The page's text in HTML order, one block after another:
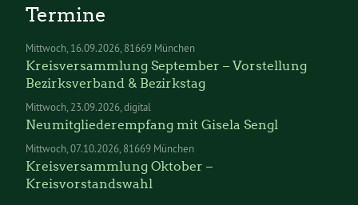
Termine
Mittwoch 16.09.2026 81669 München
Kreisversammlung September – Vorstellung
Bezirksverband & Bezirkstag
Mittwoch 23.09.2026 digital
Neumitgliederempfang mit Gisela Sengl
Mittwoch 07.10.2026 81669 München
Kreisversammlung Oktober –
Kreisvorstandswahl